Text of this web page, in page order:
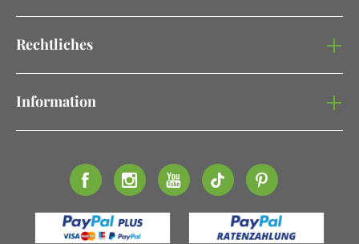
Rechtliches
Information